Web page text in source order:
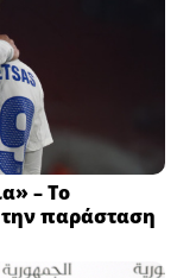
– Το
παράσταση